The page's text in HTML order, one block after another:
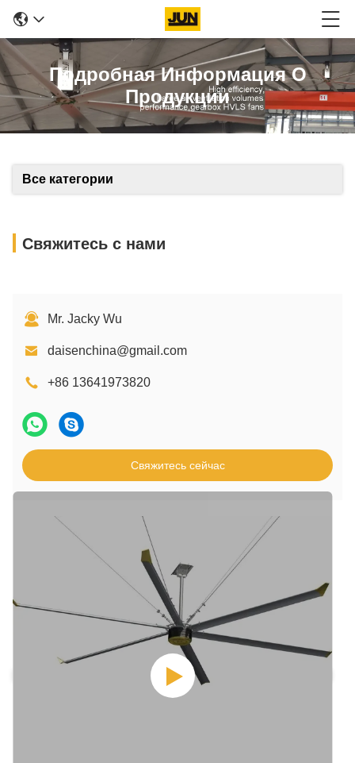
Подробная Информация О
Продукции
Все категории
Свяжитесь с нами
Mr. Jacky Wu
daisenchina@gmail.com
+86 13641973820
Свяжитесь сейчас